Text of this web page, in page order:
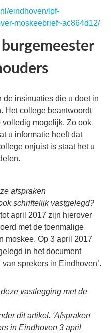
eindhoven/lpf-
moskeebrief~ac864d12/
de insinuaties die u doet in
Het college beantwoordt
volledig mogelijk. Zo ook
u informatie heeft dat
onjuist is staat het u
afspraken
schriftelijk vastgelegd?
april 2017 zijn hierover
met de toenmalige
moskee. Op 3 april 2017
in het document
sprekers in Eindhoven’.
vastlegging met de
dit artikel. 'Afspraken
in Eindhoven 3 april